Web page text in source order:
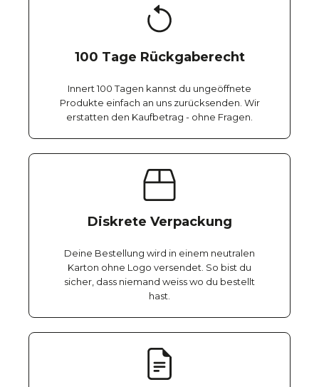
100 Tage Rückgaberecht
Innert 100 Tagen kannst du ungeöffnete
Produkte einfach an uns zurücksenden. Wir
erstatten den Kaufbetrag - ohne Fragen.
Diskrete Verpackung
Deine Bestellung wird in einem neutralen
Karton ohne Logo versendet. So bist du
sicher, dass niemand weiss wo du bestellt
hast.